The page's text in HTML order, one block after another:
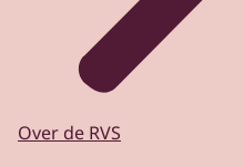
Over de RVS